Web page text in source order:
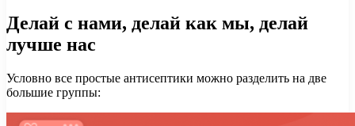
Делай с нами, делай как мы, делай
лучше нас
Условно все простые антисептики можно разделить на две
большие группы: